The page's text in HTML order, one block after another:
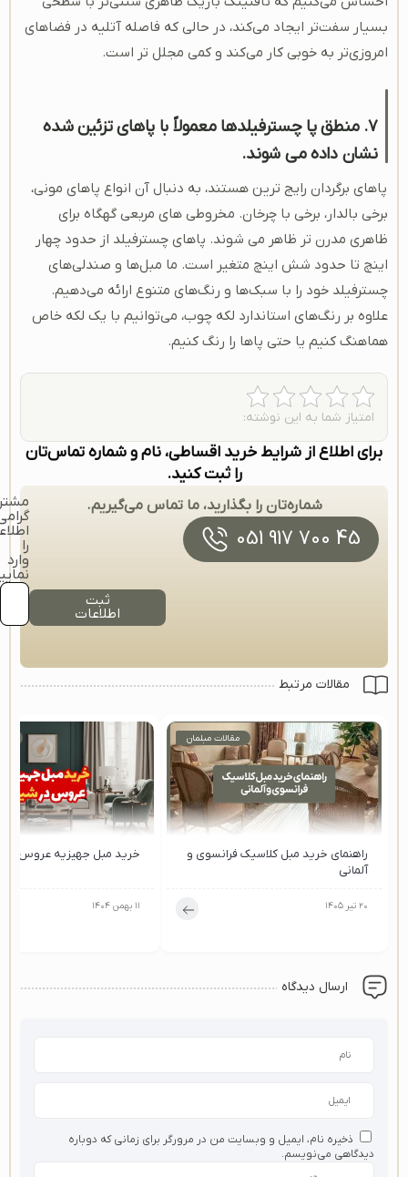
بسیار سفت‌تر ایجاد می‌کند، در حالی که فاصله آتلیه در فضاهای
امروزی‌تر به خوبی کار می‌کند و کمی مجلل ‌تر است.
7. منطق پا چسترفیلدها معمولاً با پاهای تزئین شده
نشان داده می شوند.
پاهای برگردان رایج ترین هستند، به دنبال آن انواع پاهای مونی،
برخی بالدار، برخی با چرخان. مخروطی های مربعی گهگاه برای
ظاهری مدرن تر ظاهر می شوند. پاهای چسترفیلد از حدود چهار
اینچ تا حدود شش اینچ متغیر است. ما مبل‌ها و صندلی‌های
چسترفیلد خود را با سبک‌ها و رنگ‌های متنوع ارائه می‌دهیم.
علاوه بر رنگ‌های استاندارد لکه چوب، می‌توانیم با یک لکه خاص
هماهنگ کنیم یا حتی پاها را رنگ کنیم.
امتیاز شما به این نوشته:
برای اطلاع از شرایط خرید اقساطی، نام و شماره تماس‌تان
را ثبت کنید.
شماره‌تان را بگذارید، ما تماس می‌گیریم.
45 700 917 051
را
وارد
ثبت
اطلاعات
مقالات مرتبط
مقالات مبلمان
راهنمای خرید مبل کلاسیک فرانسوی و
آلمانی
۲۰ تیر ۱۴۰۵
خرید مبل جهیزیه عروس در
۱۱ بهمن ۱۴۰۴
ارسال دیدگاه
ذخیره نام، ایمیل و وبسایت من در مرورگر برای زمانی که دوباره
دیدگاهی می‌نویسم.